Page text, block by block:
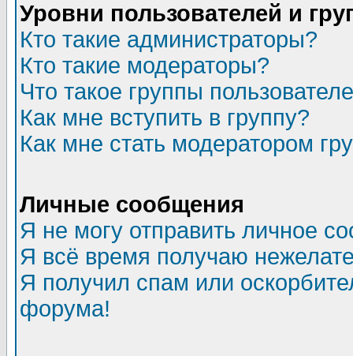
Уровни пользователей и
Кто такие администраторы?
Кто такие модераторы?
Что такое группы
Как мне вступить в группу?
Как мне стать модератором
Личные сообщения
Я не могу отправить личное
Я всё время получаю
Я получил спам или
форума!